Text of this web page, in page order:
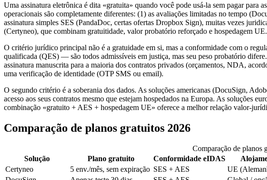
Uma assinatura eletrônica é dita «gratuita» quando você pode usá-la sem pagar para
operacionais são completamente diferentes: (1) as avaliações limitadas no tempo
assinatura simples SES (PandaDoc, certas ofertas Dropbox Sign), muitas vezes
(Certyneo), que combinam gratuitidade, valor probatório reforçado e hospedagem UE.
O critério jurídico principal não é a gratuidade em si, mas a conformidade com o
qualificada (QES) — são todos admissíveis em justiça, mas seu peso probatório
assinatura manuscrita para a maioria dos contratos privados (orçamentos, NDA,
uma verificação de identidade (OTP SMS ou email).
O segundo critério é a soberania dos dados. As soluções americanas (DocuSign,
acesso aos seus contratos mesmo que estejam hospedados na Europa. As soluções
combinação «gratuito + AES + hospedagem UE» oferece a melhor relação valor-
Comparação de planos gratuitos 2026
Comparação de planos
Solução
Plano gratuito Conformidade eIDAS
Certyneo
5 env./mês, sem expiração SES + AES UE